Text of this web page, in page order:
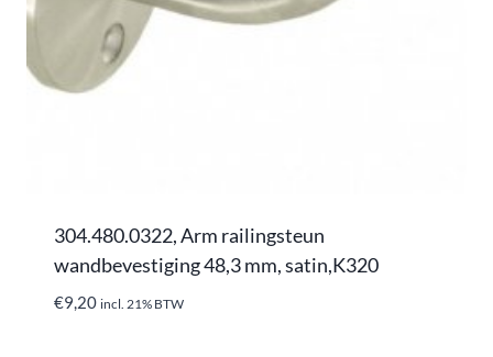
304.480.0322, Arm railingsteun
wandbevestiging 48,3 mm, satin,K320
€9,20 incl. 21% BTW